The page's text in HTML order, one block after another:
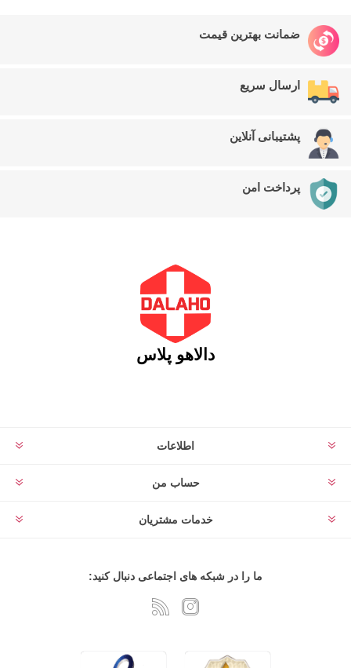
ضمانت بهترین قیمت
ارسال سریع
پشتیبانی آنلاین
پرداخت امن
دالاهو پلاس
اطلاعات
حساب من
خدمات مشتریان
ما را در شبکه های اجتماعی دنبال کنید: